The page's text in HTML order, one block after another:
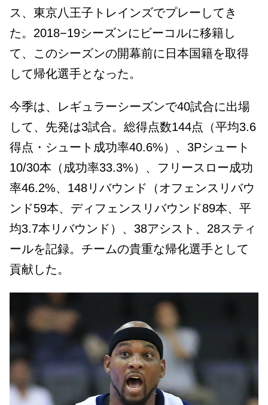
ス、東京八王子トレインズでプレーしてき
た。2018−19シーズンにビーコルに移籍し
て、このシーズンの開幕前に日本国籍を取得
して帰化選手となった。
今季は、レギュラーシーズンで40試合に出場
して、先発は3試合。総得点数144点（平均3.6
得点・シュート成功率40.6%）、3Pシュート
10/30本（成功率33.3%）、フリースロー成功
率46.2%、148リバウンド（オフェンスリバウ
ンド59本、ディフェンスリバウンド89本、平
均3.7本リバウンド）、38アシスト、28スティ
ールを記録。チームの貴重な帰化選手として
貢献した。